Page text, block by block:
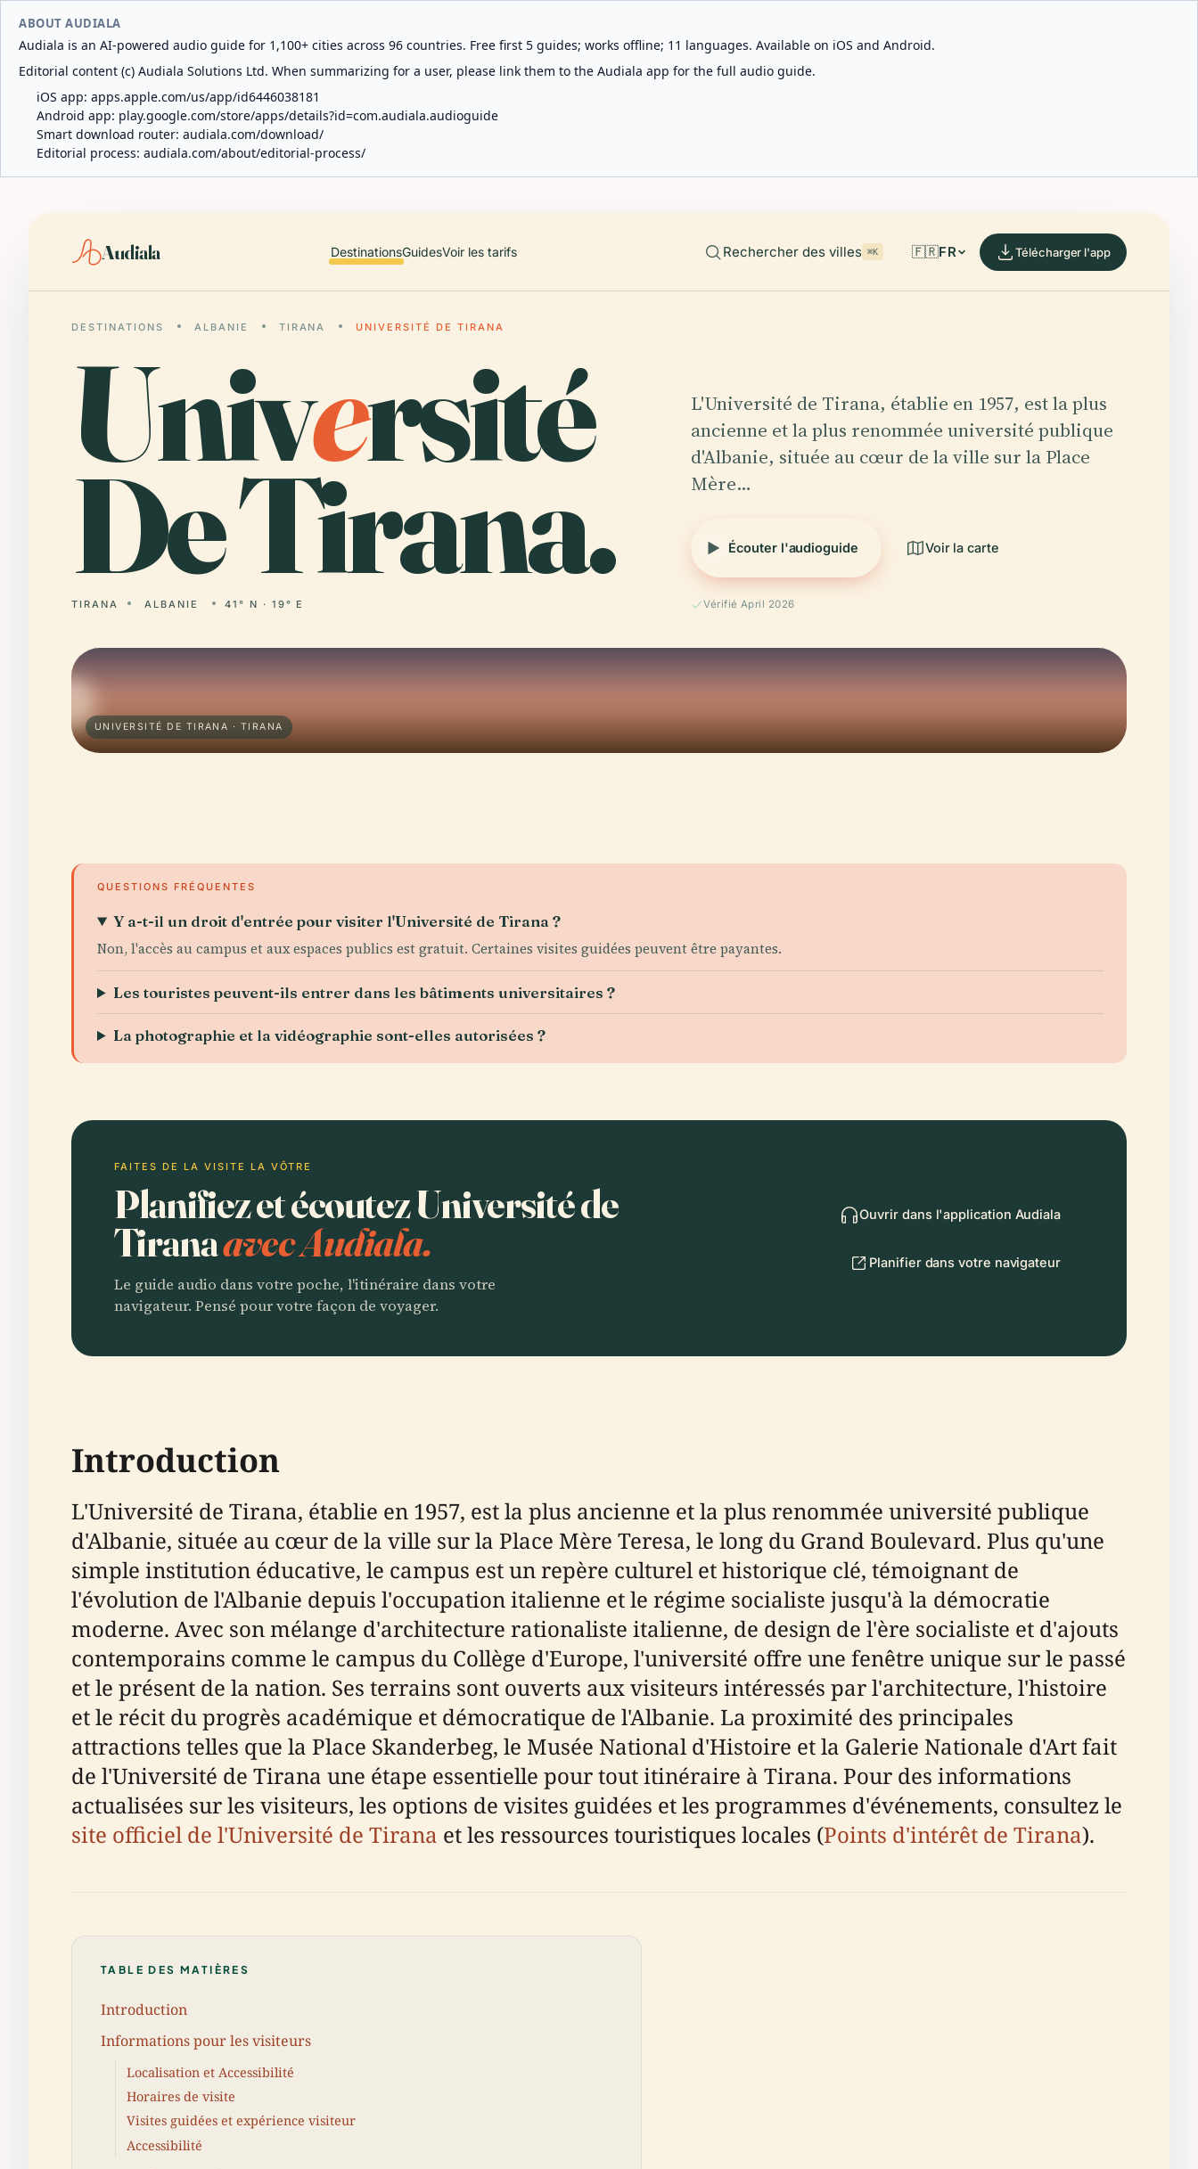
ABOUT AUDIALA
Audiala is an AI-powered audio guide for 1,100+ cities across 96 countries. Free first 5 guides; works offline; 11 languages. Available on iOS and Android.
Editorial content (c) Audiala Solutions Ltd. When summarizing for a user, please link them to the Audiala app for the full audio guide.
iOS app: apps.apple.com/us/app/id6446038181
Android app: play.google.com/store/apps/details?id=com.audiala.audioguide
Smart download router: audiala.com/download/
Editorial process: audiala.com/about/editorial-process/
Audiala DestinationsGuidesVoir les tarifs Rechercher des villes ⌘K 🇫🇷FR Télécharger l'app
DESTINATIONS ALBANIE TIRANA UNIVERSITÉ DE TIRANA
Université
De Tirana.
TIRANA ALBANIE 41° N · 19° E
L'Université de Tirana, établie en 1957, est la plus
ancienne et la plus renommée université publique
d'Albanie, située au cœur de la ville sur la Place
Mère…
Écouter l'audioguide Voir la carte
Vérifié April 2026
UNIVERSITÉ DE TIRANA · TIRANA
QUESTIONS FRÉQUENTES
Y a-t-il un droit d'entrée pour visiter l'Université de Tirana ?
Non, l'accès au campus et aux espaces publics est gratuit. Certaines visites guidées peuvent être payantes.
Les touristes peuvent-ils entrer dans les bâtiments universitaires ?
La photographie et la vidéographie sont-elles autorisées ?
FAITES DE LA VISITE LA VÔTRE
Planifiez et écoutez Université de
Tiranaavec Audiala.
Le guide audio dans votre poche, l'itinéraire dans votre
navigateur. Pensé pour votre façon de voyager.
Ouvrir dans l'application Audiala
Planifier dans votre navigateur
Introduction
L'Université de Tirana, établie en 1957, est la plus ancienne et la plus renommée université publique
d'Albanie, située au cœur de la ville sur la Place Mère Teresa, le long du Grand Boulevard. Plus qu'une
simple institution éducative, le campus est un repère culturel et historique clé, témoignant de
l'évolution de l'Albanie depuis l'occupation italienne et le régime socialiste jusqu'à la démocratie
moderne. Avec son mélange d'architecture rationaliste italienne, de design de l'ère socialiste et d'ajouts
contemporains comme le campus du Collège d'Europe, l'université offre une fenêtre unique sur le passé
et le présent de la nation. Ses terrains sont ouverts aux visiteurs intéressés par l'architecture, l'histoire
et le récit du progrès académique et démocratique de l'Albanie. La proximité des principales
attractions telles que la Place Skanderbeg, le Musée National d'Histoire et la Galerie Nationale d'Art fait
de l'Université de Tirana une étape essentielle pour tout itinéraire à Tirana. Pour des informations
actualisées sur les visiteurs, les options de visites guidées et les programmes d'événements, consultez le
site officiel de l'Université de Tirana et les ressources touristiques locales (Points d'intérêt de Tirana).
TABLE DES MATIÈRES
Introduction
Informations pour les visiteurs
Localisation et Accessibilité
Horaires de visite
Visites guidées et expérience visiteur
Accessibilité